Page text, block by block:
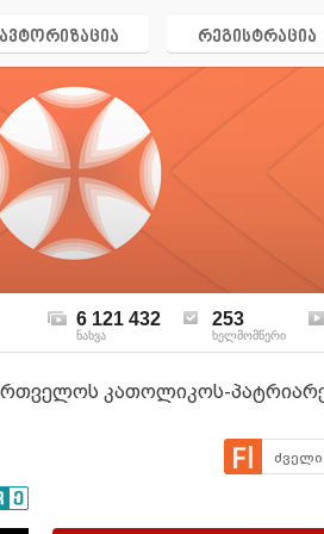
ავტორიზაცია რეგისტრაცია
6 121 432
ნახვა
253
ხელმომწერი
კათოლიკოს-